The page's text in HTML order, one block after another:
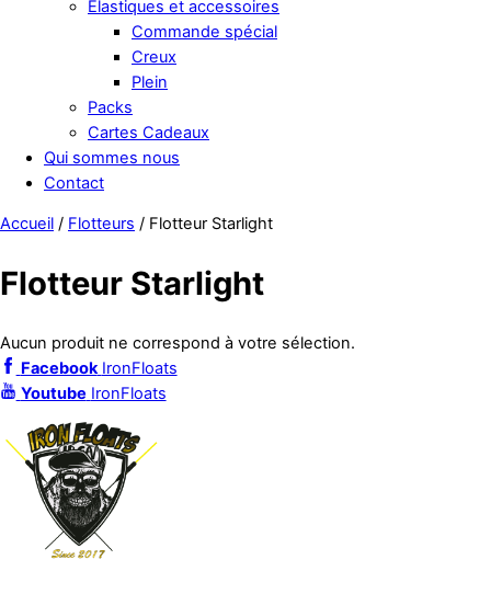
Elastiques et accessoires
Commande spécial
Creux
Plein
Packs
Cartes Cadeaux
Qui sommes nous
Contact
Close
Accueil / Flotteurs / Flotteur Starlight
Flotteur Starlight
Aucun produit ne correspond à votre sélection.
Facebook IronFloats
Youtube IronFloats